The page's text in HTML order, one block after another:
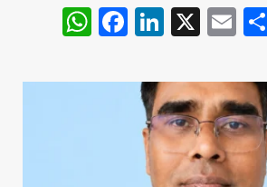
W
at
F
c
e
b
o
Li
k
e
dI
n
X E
ai
l